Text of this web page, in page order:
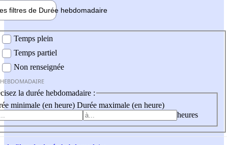
filtres de Durée hebdomadaire
Temps plein
Temps partiel
Non renseignée
la durée hebdomadaire :
minimale (en heure) Durée maximale (en heure)
heures